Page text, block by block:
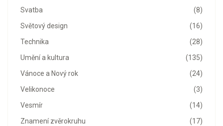
(8)
Svatba
(16)
Světový design
(28)
Technika
(135)
Umění a kultura
(24)
Vánoce a Nový rok
(3)
Velikonoce
(14)
Vesmír
(17)
Znamení zvěrokruhu